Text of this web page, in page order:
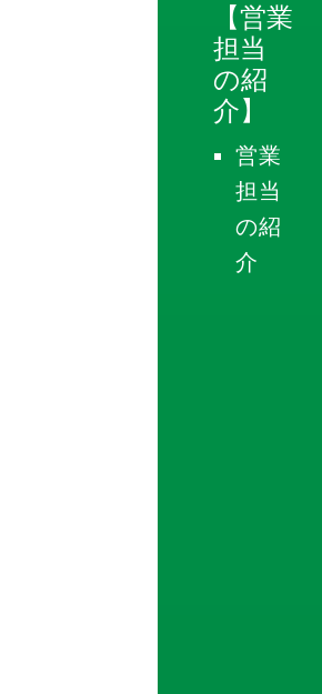
【営業
担当
の紹
介】
営業
担当
の紹
介